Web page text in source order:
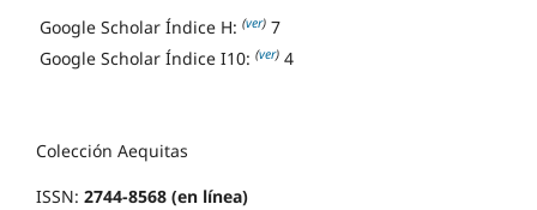
Google Scholar Índice H: (ver) 7
Google Scholar Índice I10: (ver) 4
Colección Aequitas
ISSN: 2744-8568 (en línea)